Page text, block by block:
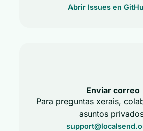
Abrir Issues en
Enviar correo
Para preguntas xerais,
asuntos